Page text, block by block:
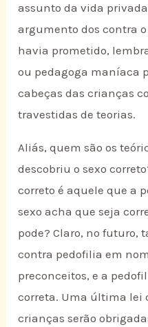
assunto da vida
argumento dos contra
havia prometido,
ou pedagoga maníaca
cabeças das crianças
travestidas de teorias.
Aliás, quem são os
descobriu o sexo
correto é aquele que a
sexo acha que seja
pode? Claro, no futuro,
contra pedofilia em
preconceitos, e a
correta. Uma última lei
crianças serão